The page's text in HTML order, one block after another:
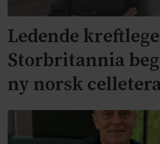
Ledende
Storbritannia
ny norsk